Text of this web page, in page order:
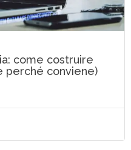
come costruire
perché conviene)